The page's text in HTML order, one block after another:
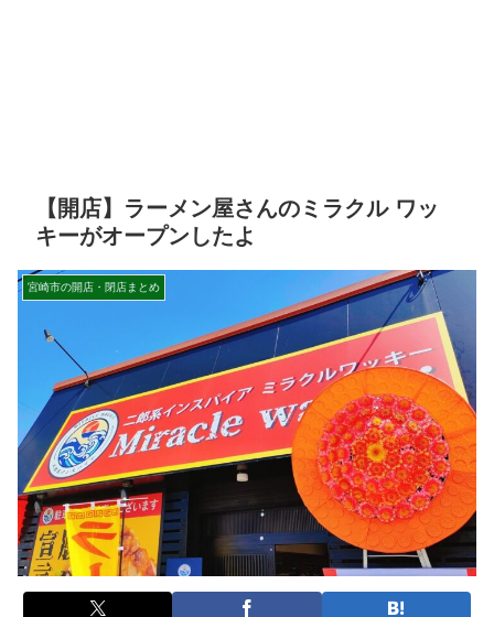
【開店】ラーメン屋さんのミラクル ワッ
キーがオープンしたよ
宮崎市の開店・閉店まとめ